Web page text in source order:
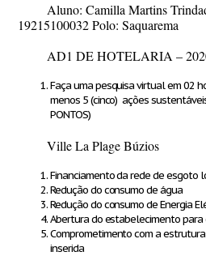
Aluno: Camilla Martins
19215100032 Polo: Saquarema
AD1 DE HOTELARIA –
Faça uma pesquisa virtual em 02
menos 5 (cinco) ações
PONTOS)
Ville La Plage Búzios
Financiamento da rede de esgoto
Redução do consumo de água
Redução do consumo de Energia
Abertura do estabelecimento
Comprometimento com a
inserida